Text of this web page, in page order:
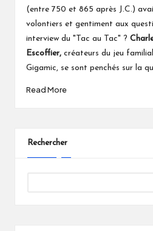
(entre 750 et 865 après J.C.)
volontiers et gentiment aux
interview du "Tac au Tac" ?
Escoffier,créateurs du jeu
Gigamic, se sont penchés sur la
Read More
Rechercher